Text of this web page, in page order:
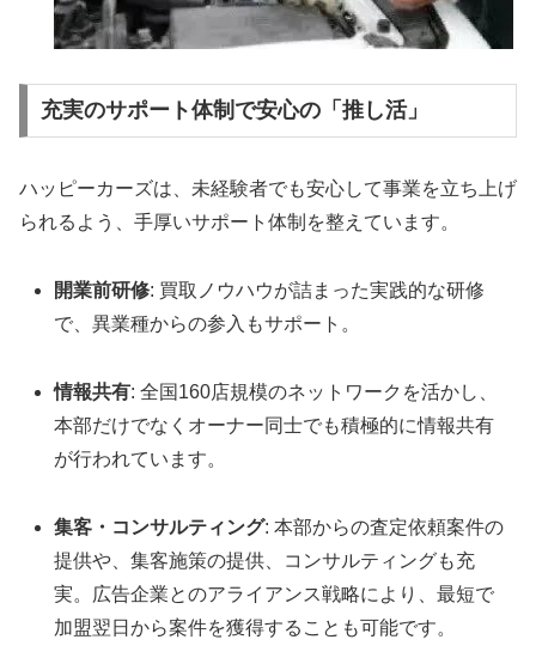
充実のサポート体制で安心の「推し活」
ハッピーカーズは、未経験者でも安心して事業を立ち上げ
られるよう、手厚いサポート体制を整えています。
開業前研修: 買取ノウハウが詰まった実践的な研修
で、異業種からの参入もサポート。
情報共有: 全国160店規模のネットワークを活かし、
本部だけでなくオーナー同士でも積極的に情報共有
が行われています。
集客・コンサルティング: 本部からの査定依頼案件の
提供や、集客施策の提供、コンサルティングも充
実。広告企業とのアライアンス戦略により、最短で
加盟翌日から案件を獲得することも可能です。